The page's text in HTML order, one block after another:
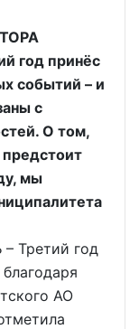
год принёс
событий – и
с
О том,
предстоит
мы
Третий год
АО